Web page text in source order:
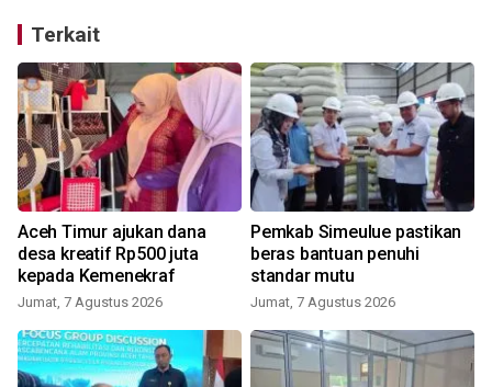
Terkait
Aceh Timur ajukan dana
desa kreatif Rp500 juta
kepada Kemenekraf
Jumat, 7 Agustus 2026
Pemkab Simeulue pastikan
beras bantuan penuhi
standar mutu
Jumat, 7 Agustus 2026